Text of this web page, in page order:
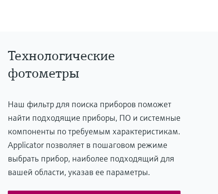
Технологические
фотометры
Наш фильтр для поиска приборов поможет
найти подходящие приборы, ПО и системные
компоненты по требуемым характеристикам.
Applicator позволяет в пошаговом режиме
выбрать прибор, наиболее подходящий для
вашей области, указав ее параметры.